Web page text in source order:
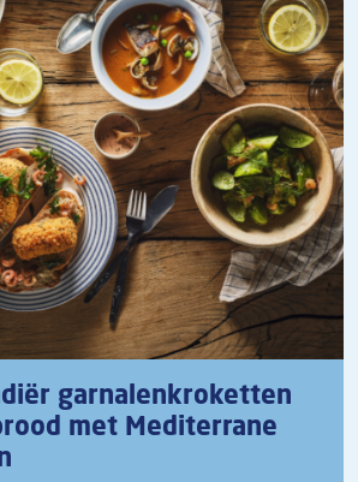
garnalenkroketten
met Mediterrane